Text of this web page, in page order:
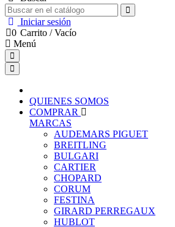
Iniciar sesión
0 Carrito /Vacío
Menú
QUIENES SOMOS
COMPRAR
MARCAS
AUDEMARS PIGUET
BREITLING
BULGARI
CARTIER
CHOPARD
CORUM
FESTINA
GIRARD PERREGAUX
HUBLOT